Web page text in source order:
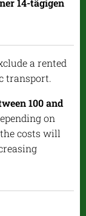
14-tägigen
a rented
transport.
100 and
on
costs will